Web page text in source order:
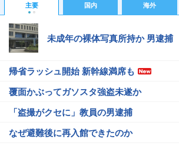
主要 国内 海外
未成年の裸体写真所持か 男逮捕
帰省ラッシュ開始 新幹線満席も
覆面かぶってガソスタ強盗未遂か
「盗撮がクセに」教員の男逮捕
なぜ避難後に再入館できたのか